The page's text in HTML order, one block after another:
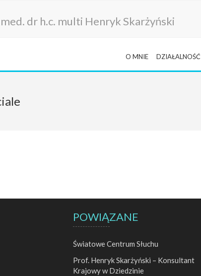
dr h.c. multi Henryk Skarżyński
O MNIE DZIAŁALNOŚĆ
POWIĄZANE
Światowe Centrum Słuchu
Prof. Henryk Skarżyński – Konsultant
Krajowy w Dziedzinie